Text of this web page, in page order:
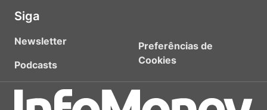
Siga
Newsletter
Podcasts
Preferências de
Cookies